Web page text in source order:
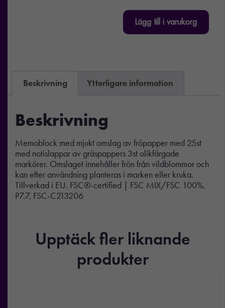
Lägg till i varukorg
Beskrivning Ytterligare information
Beskrivning
Memoblock med mjukt omslag av fröpapper med 25st
med notislappar av gräspappers 3st olikfärgade
markörer. Omslaget innehåller frön från vildblommor och
kan efter användning planteras i marken eller kruka.
Tillverkad i EU. FSC®-certified | FSC MIX/FSC 100%,
P7.7, FSC-C213206
Upptäck fler liknande
produkter